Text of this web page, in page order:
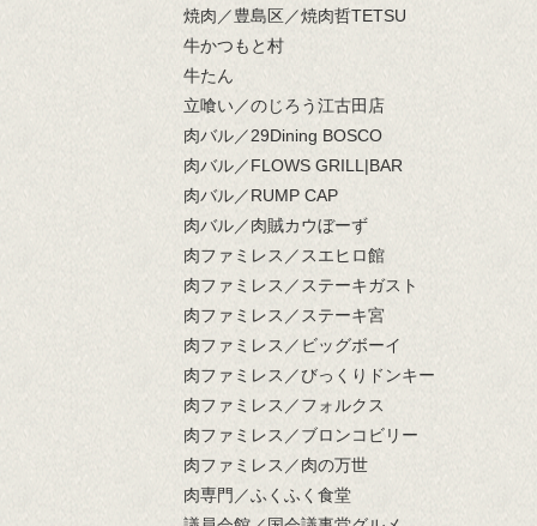
焼肉／豊島区／焼肉哲TETSU
牛かつもと村
牛たん
立喰い／のじろう江古田店
肉バル／29Dining BOSCO
肉バル／FLOWS GRILL|BAR
肉バル／RUMP CAP
肉バル／肉賊カウぼーず
肉ファミレス／スエヒロ館
肉ファミレス／ステーキガスト
肉ファミレス／ステーキ宮
肉ファミレス／ビッグボーイ
肉ファミレス／びっくりドンキー
肉ファミレス／フォルクス
肉ファミレス／ブロンコビリー
肉ファミレス／肉の万世
肉専門／ふくふく食堂